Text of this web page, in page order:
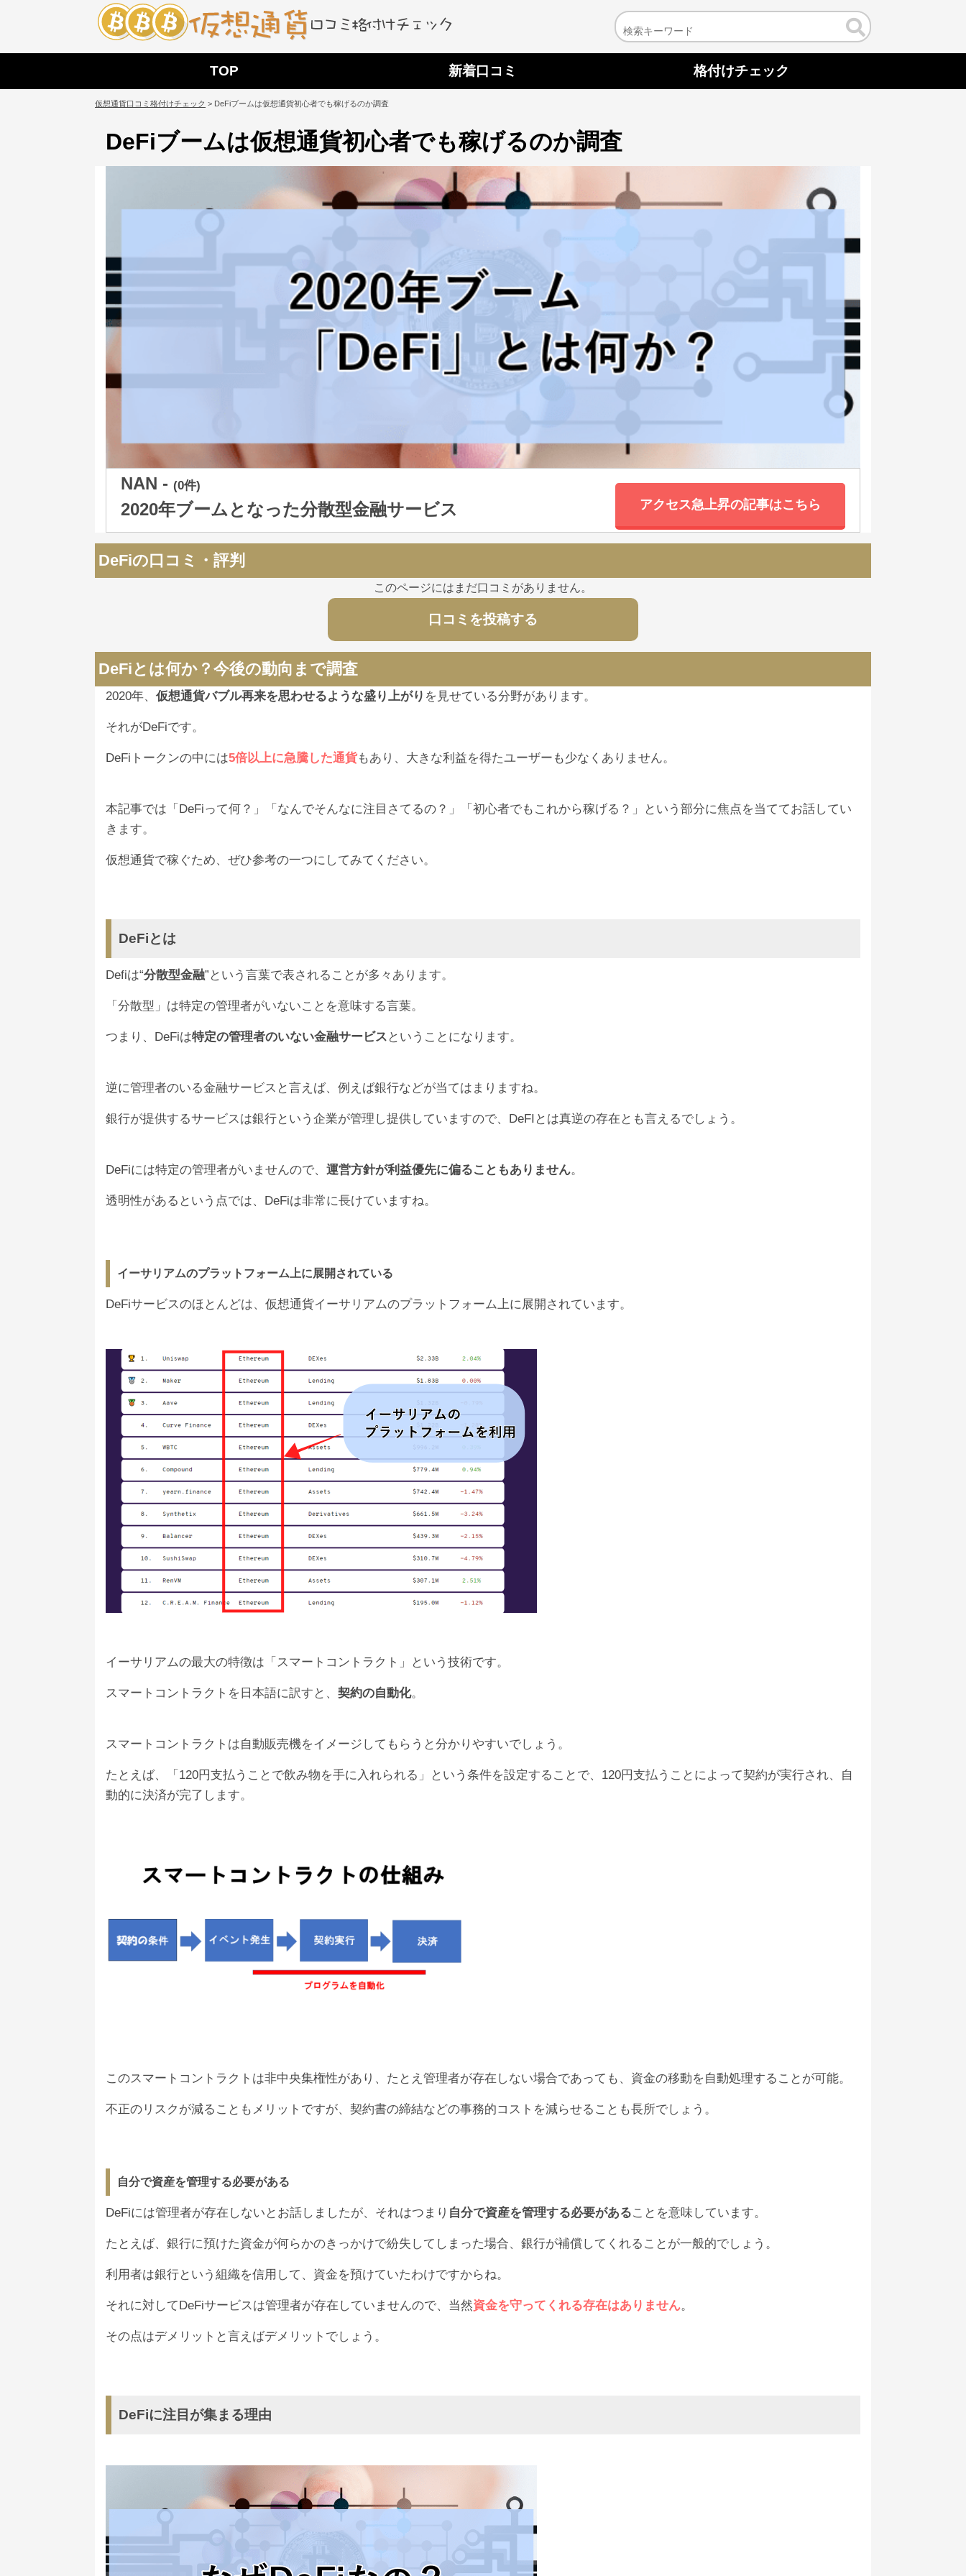
TOP 新着口コミ 格付けチェック
仮想通貨口コミ格付けチェック > DeFiブームは仮想通貨初心者でも稼げるのか調査
DeFiブームは仮想通貨初心者でも稼げるのか調査
アクセス急上昇の記事はこちら
NAN - (0件)
2020年ブームとなった分散型金融サービス
DeFiの口コミ・評判
このページにはまだ口コミがありません。
口コミを投稿する
DeFiとは何か？今後の動向まで調査
2020年、 仮想通貨バブル再来を思わせるような盛り上がり を見せている分野があります。
それがDeFiです。
DeFiトークンの中には5倍以上に急騰した通貨もあり、大きな利益を得たユーザーも少なくありません。
本記事では「DeFiって何？」「なんでそんなに注目さてるの？」「初心者でもこれから稼げる？」という部分に焦点を当ててお話してい
きます。
仮想通貨で稼ぐため、ぜひ参考の一つにしてみてください。
DeFiとは
Defiは“分散型金融”という言葉で表されることが多々あります。
「分散型」は特定の管理者がいないことを意味する言葉。
つまり、DeFiは特定の管理者のいない金融サービス ということになります。
逆に管理者のいる金融サービスと言えば、例えば銀行などが当てはまりますね。
銀行が提供するサービスは銀行という企業が管理し提供していますので、DeFIとは真逆の存在とも言えるでしょう。
DeFiには特定の管理者がいませんので、 運営方針が利益優先に偏ることもありません。
透明性があるという点では、DeFiは非常に長けていますね。
イーサリアムのプラットフォーム上に展開されている
DeFiサービスのほとんどは、仮想通貨イーサリアムのプラットフォーム上に展開されています。
イーサリアムの最大の特徴は「スマートコントラクト」という技術です。
スマートコントラクトを日本語に訳すと、 契約の自動化。
スマートコントラクトは自動販売機をイメージしてもらうと分かりやすいでしょう。
たとえば、「120円支払うことで飲み物を手に入れられる」という条件を設定することで、120円支払うことによって契約が実行され、自
動的に決済が完了します。
このスマートコントラクトは非中央集権性があり、たとえ管理者が存在しない場合であっても、資金の移動を自動処理することが可能。
不正のリスクが減ることもメリットですが、契約書の締結などの事務的コストを減らせることも長所でしょう。
自分で資産を管理する必要がある
DeFiには管理者が存在しないとお話しましたが、それはつまり 自分で資産を管理する必要があることを意味しています。
たとえば、銀行に預けた資金が何らかのきっかけで紛失してしまった場合、銀行が補償してくれることが一般的でしょう。
利用者は銀行という組織を信用して、資金を預けていたわけですからね。
それに対してDeFiサービスは管理者が存在していませんので、当然資金を守ってくれる存在はありません。
その点はデメリットと言えばデメリットでしょう。
DeFiに注目が集まる理由